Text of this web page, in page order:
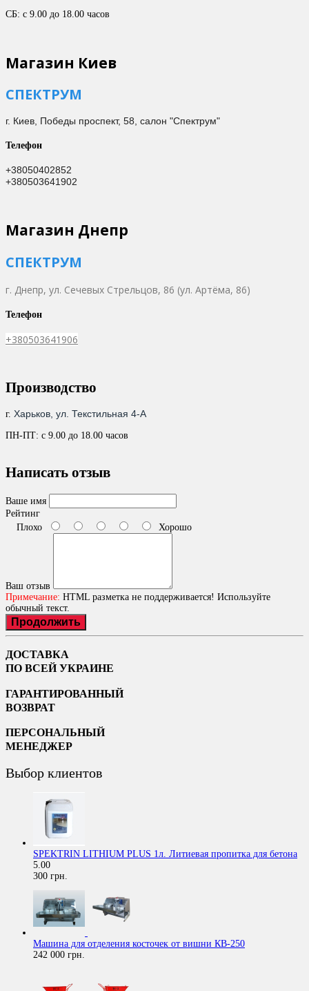
СБ: с 9.00 до 18.00 часов
Магазин Киев
СПЕКТРУМ
г. Киев, Победы проспект, 58, салон "Спектрум"
Телефон
+38050402852
+380503641902
Магазин Днепр
СПЕКТРУМ
г. Днепр, ул. Сечевых Стрельцов, 86 (ул. Артёма, 86)
Телефон
+380503641906
Производство
г. Харьков, ул. Текстильная 4-А
ПН-ПТ: с 9.00 до 18.00 часов
Написать отзыв
Ваше имя
Рейтинг
Плохо
Хорошо
Ваш отзыв
Примечание: HTML разметка не поддерживается! Используйте
обычный текст.
Продолжить
ДОСТАВКА
ПО ВСЕЙ УКРАИНЕ
ГАРАНТИРОВАННЫЙ
ВОЗВРАТ
ПЕРСОНАЛЬНЫЙ
МЕНЕДЖЕР
Выбор клиентов
SPEKTRIN LITHIUM PLUS 1л. Литиевая пропитка для бетона
5.00
300 грн.
Машина для отделения косточек от вишни КВ-250
242 000 грн.